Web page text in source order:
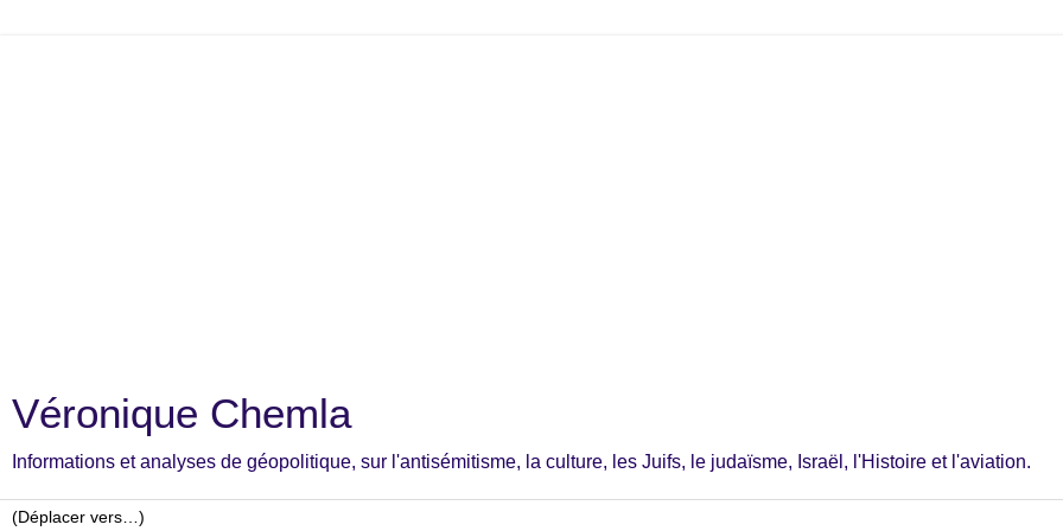
Véronique Chemla
Informations et analyses de géopolitique, sur l'antisémitisme, la culture, les Juifs, le judaïsme, Israël, l'Histoire et l'aviation.